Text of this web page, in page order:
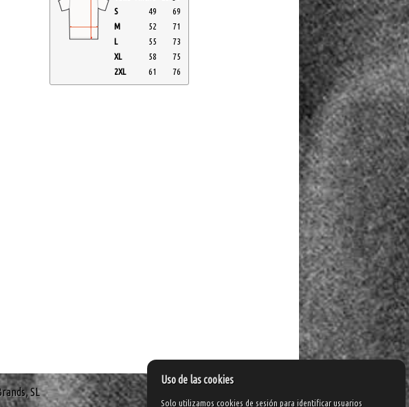
S
49
69
M
52
71
L
55
73
XL
58
75
2XL
61 76
SL
Uso de las cookies
Solo utilizamos cookies de sesión para identificar usuarios